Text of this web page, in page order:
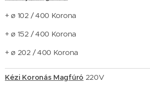
+ ø 102 / 400 Korona
+ ø 152 / 400 Korona
+ ø 202 / 400 Korona
Kézi Koronás Magfúró 220V